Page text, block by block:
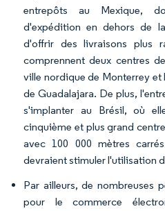
entrepôts au Mexique,
d'expédition en dehors de
d'offrir des livraisons plus
comprennent deux centres
ville nordique de Monterrey et
de Guadalajara. De plus,
s'implanter au Brésil, où
cinquième et plus grand
avec 100 000 mètres
devraient stimuler l'utilisation
Par ailleurs, de nombreuses
pour le commerce